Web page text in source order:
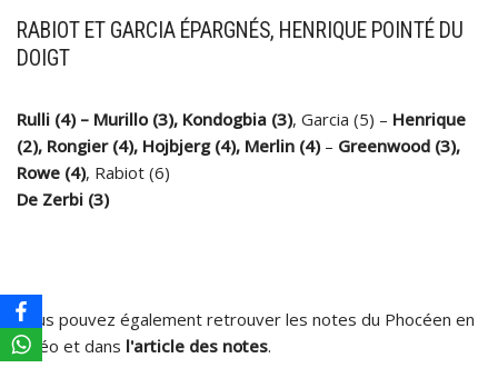
RABIOT ET GARCIA ÉPARGNÉS, HENRIQUE POINTÉ DU
DOIGT
Rulli (4) – Murillo (3), Kondogbia (3), Garcia (5) – Henrique
(2), Rongier (4), Hojbjerg (4), Merlin (4) – Greenwood (3),
Rowe (4), Rabiot (6)
De Zerbi (3)
Vous pouvez également retrouver les notes du Phocéen en
vidéo et dans l'article des notes.